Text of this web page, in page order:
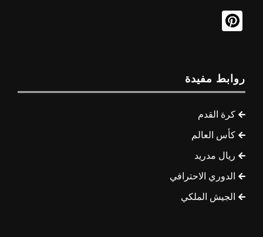
روابط مفيدة
كرة القدم
كأس العالم
ريال مدريد
الدوري الاحترافي
الجيش الملكي